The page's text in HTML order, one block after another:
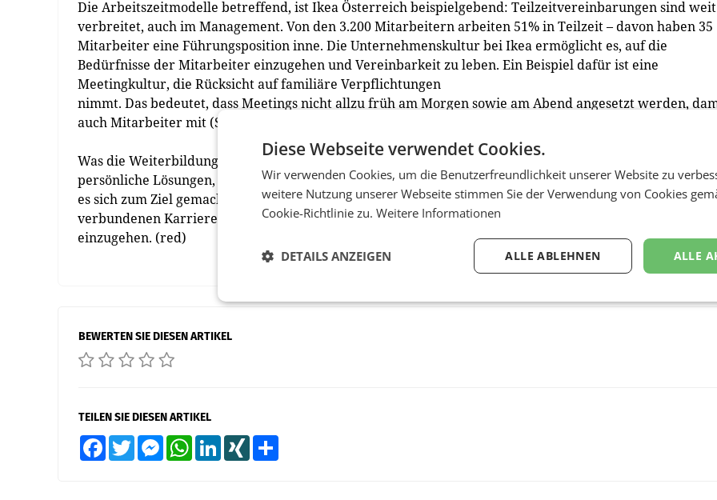
Die Arbeitszeitmodelle betreffend, ist Ikea Österreich beispielgebend: Teilzeitvereinbarungen sind weit
verbreitet, auch im Management. Von den 3.200 Mitarbeitern arbeiten 51% in Teilzeit – davon haben 35
Mitarbeiter eine Führungsposition inne. Die Unternehmenskultur bei Ikea ermöglicht es, auf die
Bedürfnisse der Mitarbeiter einzugehen und Vereinbarkeit zu leben. Ein Beispiel dafür ist eine
Meetingkultur, die Rücksicht auf familiäre Verpflichtungen
nimmt. Das bedeutet, dass Meetings nicht allzu früh am Morgen sowie am Abend angesetzt werden,
auch Mitarbeiter mit (Schul-)Kindern teilnehmen können.
Was die Weiterbildungs- und Entwicklungsmöglichkeiten im Unternehmen betrifft, setzt Ikea stark auf
persönliche Lösungen, die die unterschiedlichen Lebensphasen der Mitarbeiter berücksichtigen. Ikea
es sich zum Ziel gemacht, seinen Mitarbeiter das internationale Konzernumfeld und die damit
verbundenen Karrieremöglichkeiten aufzuzeigen – und dabei gezielt auf die familiären Wünsche
einzugehen. (red)
BEWERTEN SIE DIESEN ARTIKEL
TEILEN SIE DIESEN ARTIKEL
FacebookTwitter MessengerWhatsAppLinkedInXING
Diese Webseite verwendet Cookies.
Wir verwenden Cookies, um die Benutzerfreundlichkeit unserer Website zu
weitere Nutzung unserer Webseite stimmen Sie der Verwendung von Cookies
Cookie-Richtlinie zu. Weitere Informationen
ALLE
ALLE ABLEHNEN
DETAILS ANZEIGEN